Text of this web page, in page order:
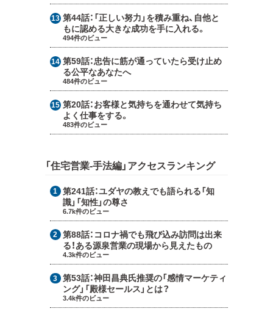
第44話： 「正しい努力」を積み重ね、自他と
もに認める大きな成功を手に入れる。
494件のビュー
第59話：忠告に筋が通っていたら受け止め
る公平なあなたへ
484件のビュー
第20話：お客様と気持ちを通わせて気持ち
よく仕事をする。
483件のビュー
「住宅営業-手法編」アクセスランキング
第241話：ユダヤの教えでも語られる「知
識」「知性」の尊さ
6.7k件のビュー
第88話： コロナ禍でも飛び込み訪問は出来
る！ある源泉営業の現場から見えたもの
4.3k件のビュー
第53話：神田昌典氏推奨の「感情マーケティ
ング」「殿様セールス」とは？
3.4k件のビュー